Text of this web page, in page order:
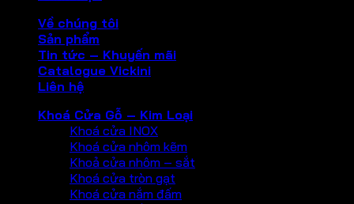
Về chúng tôi
Sản phẩm
Tin tức – Khuyến mãi
Catalogue Vickini
Liên hệ
Khoá Cửa Gỗ – Kim Loại
Khoá cửa INOX
Khoá cửa nhôm kẽm
Khoả cửa nhôm – sắt
Khoá cửa tròn gạt
Khoá cửa nắm đấm